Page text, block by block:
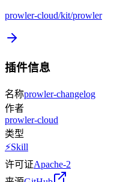
prowler-cloud/kit/prowler
插件信息
名称prowler-changelog
作者
prowler-cloud
类型
⚡Skill
许可证Apache-2